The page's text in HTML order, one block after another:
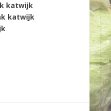
katwijk
katwijk